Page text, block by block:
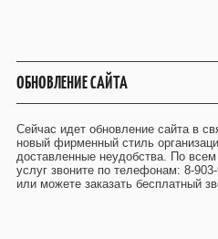
ОБНОВЛЕНИЕ САЙТА
Сейчас идет обновление сайта в
новый фирменный стиль
доставленные неудобства. По
услуг звоните по телефонам: 8-
или можете заказать бесплатный